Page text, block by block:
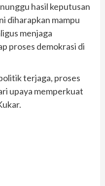
hasil keputusan
diharapkan mampu
menjaga
proses demokrasi di
terjaga, proses
upaya memperkuat